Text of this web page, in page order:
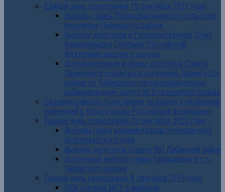
Единый день голосования 19 сентября 2021 года
Выборы главы Первосинюхинского сельского
поселения Лабинского района
Выборы депутатов в Государственную Думу
Федерального Собрания Российской
Федерации восьмого созыва
Дополнительные выборы депутатов Совета
Лабинского городского поселения Лабинского
района по Лабинскому четырехмандатному
избирательному округу № 3 четвертого созыва
Общероссийское голосование по вопросу одобрения
изменений в Конструкцию Российской Федерации
Единый день голосования 13 сентября 2020 года
Выборы главы администрации (губернатора)
Краснодарского края
Выборы депутатов Совета МО Лабинский район
Досрочные выборы главы Харьковского с.п.
Лабинского района
Единый день голосования 8 сентября 2019 года
НПА органов МСУ о выборах